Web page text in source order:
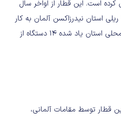
کرده است. این قطار از اواخر سال
ریلی استان نیدرزاکسن آلمان به کار
گرفته شود. گفتنی است مقامات محلی استان یاد شده ۱۴ دستگاه از
قطار توسط مقامات آلمانی،